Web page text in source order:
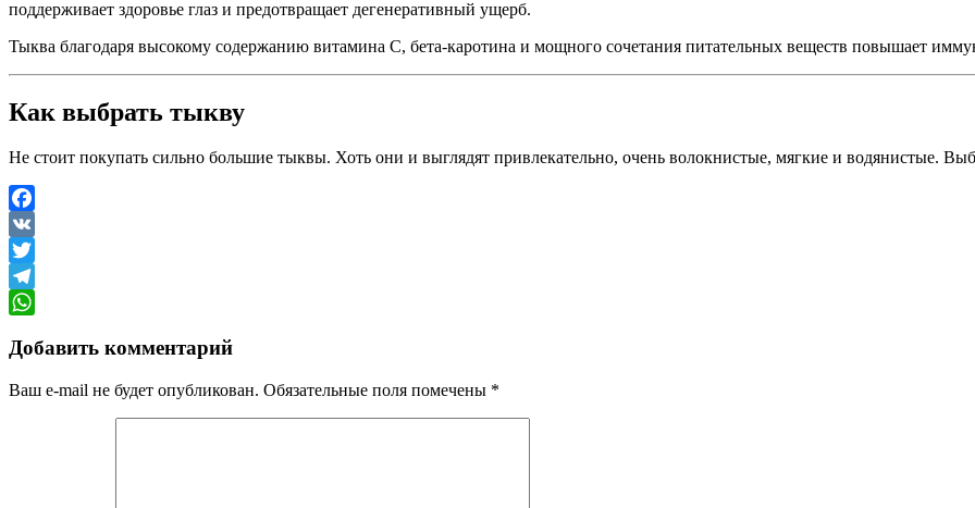
поддерживает здоровье глаз и предотвращает дегенеративный ущерб.
Тыква благодаря высокому содержанию витамина С, бета-каротина и мощного сочетания питательных веществ повышает
Как выбрать тыкву
Не стоит покупать сильно большие тыквы. Хоть они и выглядят привлекательно, очень волокнистые, мягкие и водянистые.
Facebook
VK
Twitter
Telegram
Добавить комментарий
Ваш e-mail не будет опубликован. Обязательные поля помечены *